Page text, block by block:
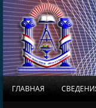
ГЛАВНАЯ